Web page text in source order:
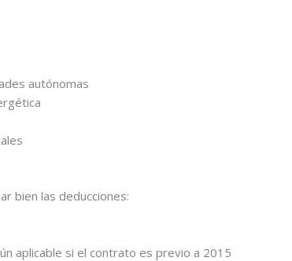
autónomas
bien las deducciones:
aplicable si el contrato es previo a 2015